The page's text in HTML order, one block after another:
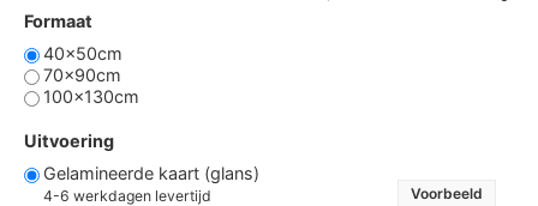
Formaat
40x50cm
70x90cm
100x130cm
Uitvoering
Gelamineerde kaart (glans)
4-6 werkdagen levertijd Voorbeeld